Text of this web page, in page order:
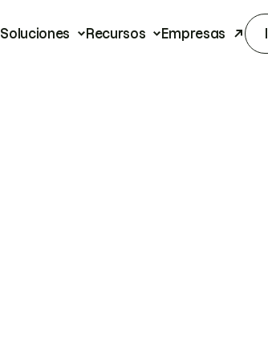
Soluciones Recursos Empresas